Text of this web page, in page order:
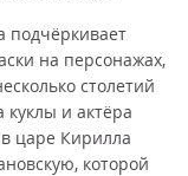
подчёркивает
на персонажах,
столетий
и актёра
царе Кирилла
которой